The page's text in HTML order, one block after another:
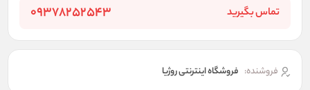
تماس بگیرید 09378252543
فروشنده: فروشگاه اینترنتی روژیا